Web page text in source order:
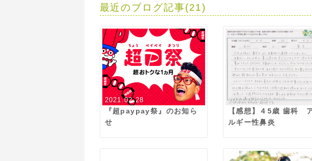
最近のブログ記事(21)
2021.02.28
『超paypay祭』のお知ら
せ
2021.02.25
【感想】４5歳 歯科
ルギー性鼻炎